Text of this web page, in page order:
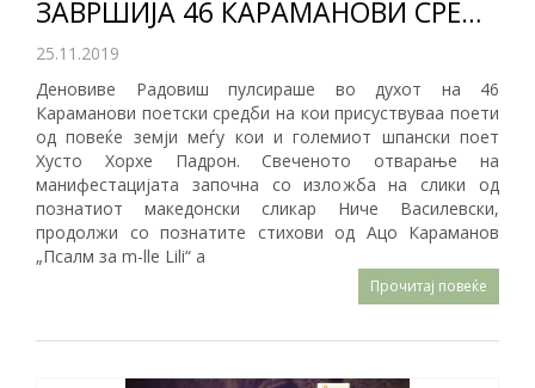
ЗАВРШИЈА 46 КАРАМАНОВИ СРЕДБИ
25.11.2019
Деновиве Радовиш пулсираше во духот на 46
Караманови поетски средби на кои присуствуваа поети
од повеќе земји меѓу кои и големиот шпански поет
Хусто Хорхе Падрон. Свеченото отварање на
манифестацијата започна со изложба на слики од
познатиот македонски сликар Ниче Василевски,
продолжи со познатите стихови од Ацо Караманов
„Псалм за m-lle Lili“ а
Прочитај повеќе